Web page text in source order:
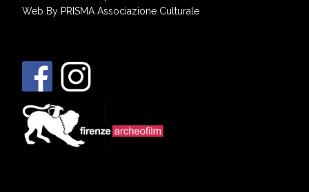
Web By PRISMA Associazione Culturale